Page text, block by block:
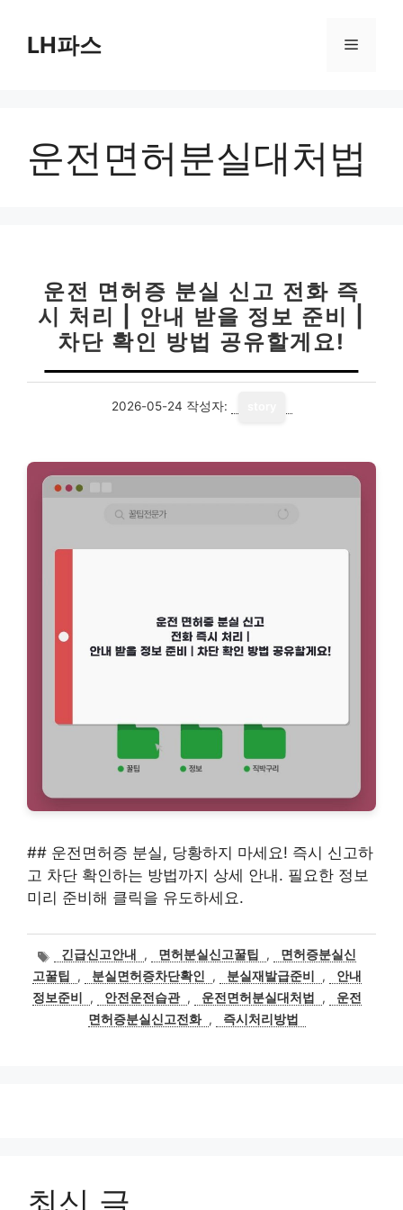
LH파스 메
운전면허분실대처법
운전 면허증 분실 신고 전화 즉
시 처리 | 안내 받을 정보 준비 |
차단 확인 방법 공유할게요!
2026-05-24 작성자:
## 운전면허증 분실, 당황하지 마세요! 즉시 신고하
고 차단 확인하는 방법까지 상세 안내. 필요한 정보
미리 준비해 클릭을 유도하세요.
태
그
긴급신고안내 , 면허분실신고꿀팁 ,
면허증분실신
고꿀팁
, 분실면허증차단확인 , 분실재발급준비 ,
안내
정보준비
, 안전운전습관 , 운전면허분실대처법 ,
운전
면허증분실신고전화 , 즉시처리방법
최신 글